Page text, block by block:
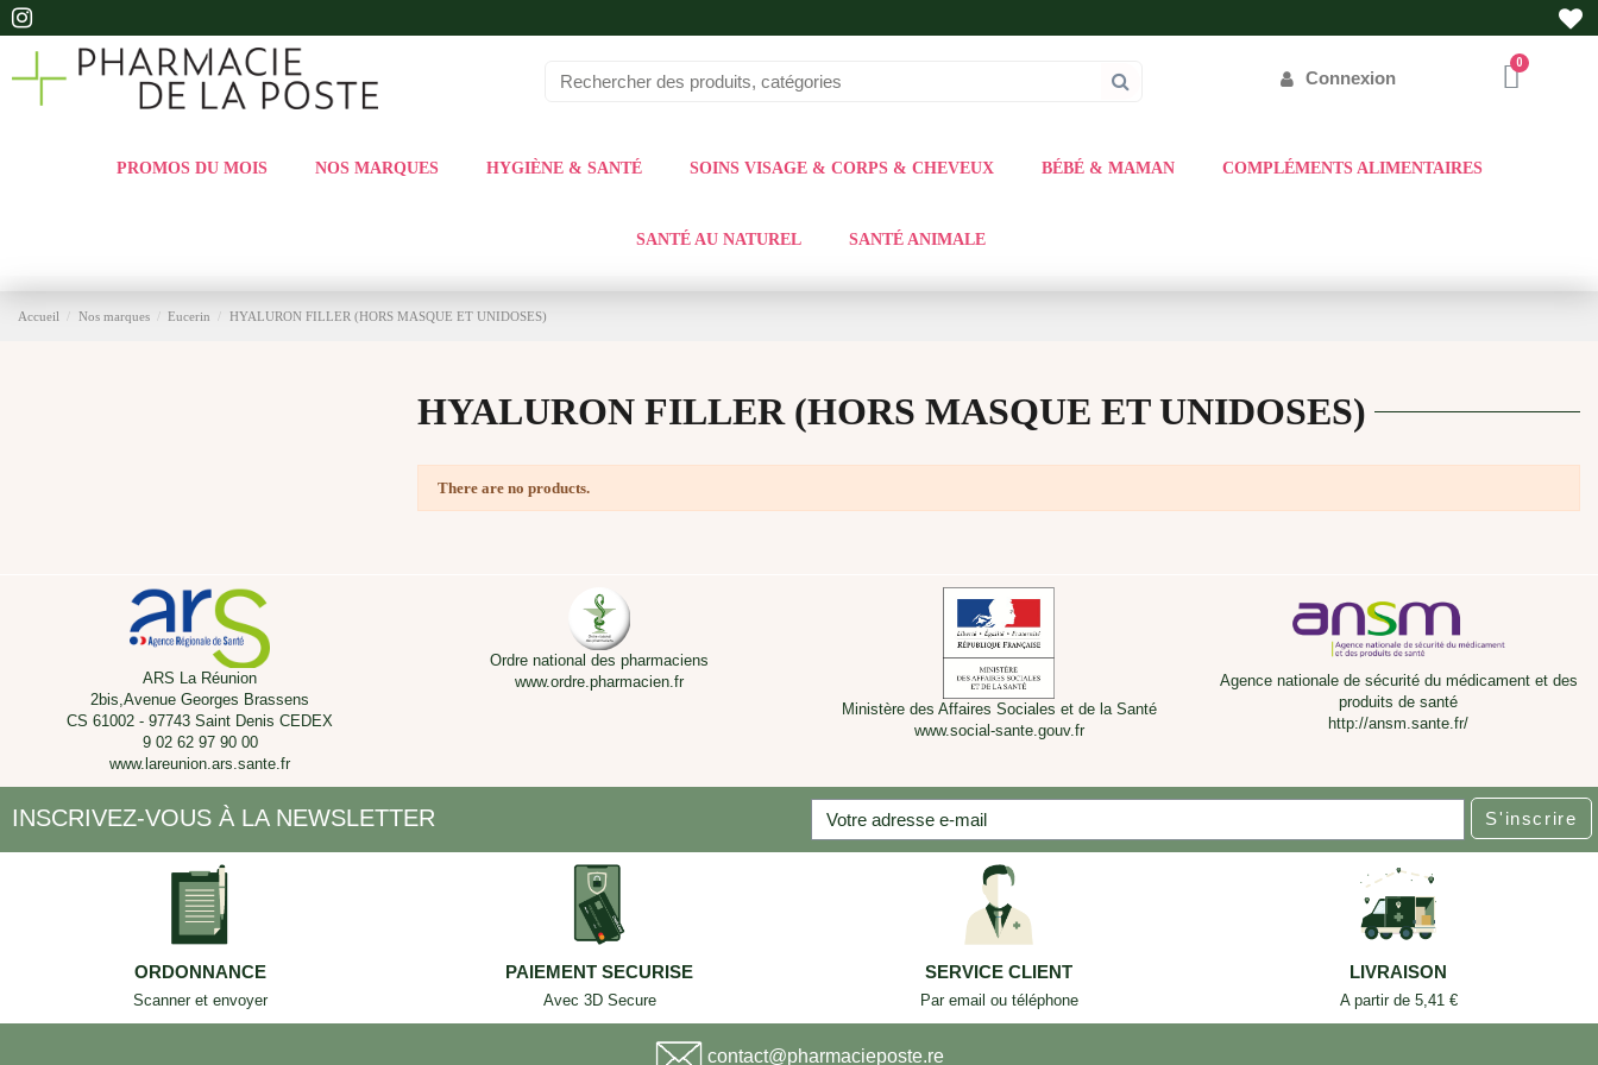
Connexion
PROMOS DU MOIS NOS MARQUES HYGIÈNE & SANTÉ SOINS VISAGE & CORPS & CHEVEUX BÉBÉ & MAMAN COMPLÉMENTS ALIMENTAIRES
SANTÉ AU NATUREL SANTÉ ANIMALE
Accueil Nos marques Eucerin HYALURON FILLER (HORS MASQUE ET UNIDOSES)
HYALURON FILLER (HORS MASQUE ET UNIDOSES)
There are no products.
ARS La Réunion
2bis,Avenue Georges Brassens
CS 61002 - 97743 Saint Denis CEDEX
9 02 62 97 90 00
www.lareunion.ars.sante.fr
Ordre national des pharmaciens
www.ordre.pharmacien.fr
Ministère des Affaires Sociales et de la Santé
www.social-sante.gouv.fr
Agence nationale de sécurité du médicament et des
produits de santé
http://ansm.sante.fr/
INSCRIVEZ-VOUS À LA NEWSLETTER S'inscrire
ORDONNANCE
Scanner et envoyer
PAIEMENT SECURISE
Avec 3D Secure
SERVICE CLIENT
Par email ou téléphone
LIVRAISON
A partir de 5,41 €
contact@pharmacieposte.re